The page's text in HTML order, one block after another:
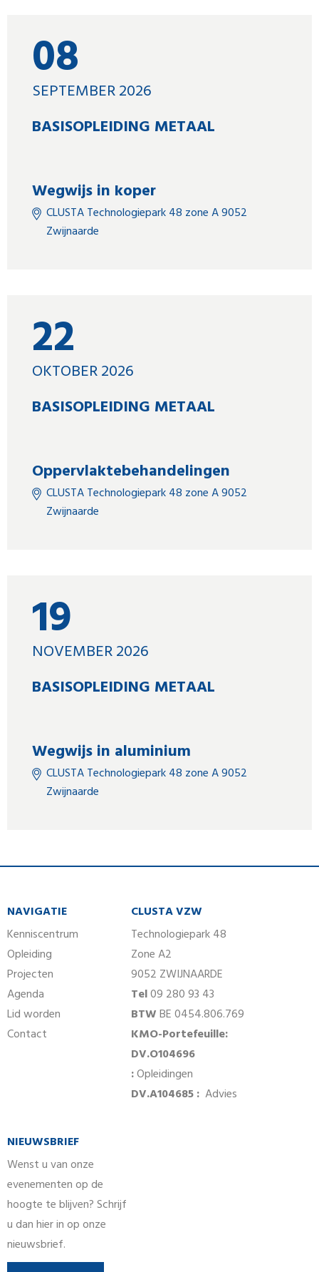
08
SEPTEMBER 2026
BASISOPLEIDING METAAL
Wegwijs in koper
CLUSTA Technologiepark 48 zone A 9052
Zwijnaarde
22
OKTOBER 2026
BASISOPLEIDING METAAL
Oppervlaktebehandelingen
CLUSTA Technologiepark 48 zone A 9052
Zwijnaarde
19
NOVEMBER 2026
BASISOPLEIDING METAAL
Wegwijs in aluminium
CLUSTA Technologiepark 48 zone A 9052
Zwijnaarde
NAVIGATIE
Kenniscentrum
Opleiding
Projecten
Agenda
Lid worden
Contact
CLUSTA VZW
Technologiepark 48
Zone A2
9052 ZWIJNAARDE
Tel09 280 93 43
BTWBE 0454.806.769
KMO-Portefeuille:
DV.O104696
:Opleidingen
DV.A104685 : Advies
NIEUWSBRIEF
Wenst u van onze
evenementen op de
hoogte te blijven? Schrijf
u dan hier in op onze
nieuwsbrief.